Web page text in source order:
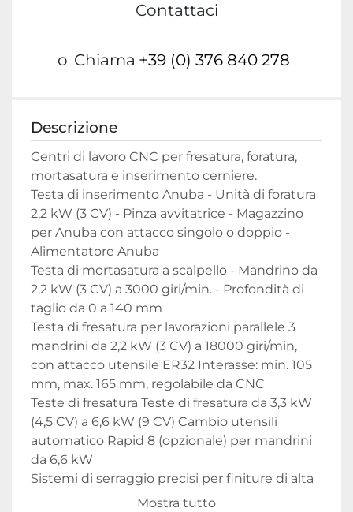
Contattaci
o Chiama +39 (0) 376 840 278
Descrizione
Centri di lavoro CNC per fresatura, foratura,
mortasatura e inserimento cerniere.
Testa di inserimento Anuba - Unità di foratura
2,2 kW (3 CV) - Pinza avvitatrice - Magazzino
per Anuba con attacco singolo o doppio -
Alimentatore Anuba
Testa di mortasatura a scalpello - Mandrino da
2,2 kW (3 CV) a 3000 giri/min. - Profondità di
taglio da 0 a 140 mm
Testa di fresatura per lavorazioni parallele 3
mandrini da 2,2 kW (3 CV) a 18000 giri/min,
con attacco utensile ER32 Interasse: min. 105
mm, max. 165 mm, regolabile da CNC
Teste di fresatura Teste di fresatura da 3,3 kW
(4,5 CV) a 6,6 kW (9 CV) Cambio utensili
automatico Rapid 8 (opzionale) per mandrini
da 6,6 kW
Sistemi di serraggio precisi per finiture di alta
Mostra tutto